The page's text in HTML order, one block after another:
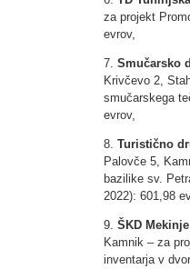
za projekt
evrov,
7. Smučarsko
Krivčevo 2,
smučarskega
evrov,
8. Turistično
Palovče 5,
bazilike sv.
2022): 601,98
9. ŠKD Mekinje
Kamnik – za
inventarja v